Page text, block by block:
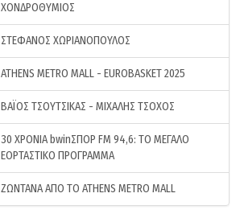
ΧΟΝΔΡΟΘΥΜΙΟΣ
ΣΤΕΦΑΝΟΣ ΧΩΡΙΑΝΟΠΟΥΛΟΣ
ATHENS METRO MALL - EUROBASKET 2025
ΒΑΪΟΣ ΤΣΟΥΤΣΙΚΑΣ - ΜΙΧΑΛΗΣ ΤΣΟΧΟΣ
30 ΧΡΟΝΙΑ bwinΣΠΟΡ FM 94,6: ΤΟ ΜΕΓΑΛΟ
ΕΟΡΤΑΣΤΙΚΟ ΠΡΟΓΡΑΜΜΑ
ΖΩΝΤΑΝΑ ΑΠΟ ΤΟ ATHENS METRO MALL